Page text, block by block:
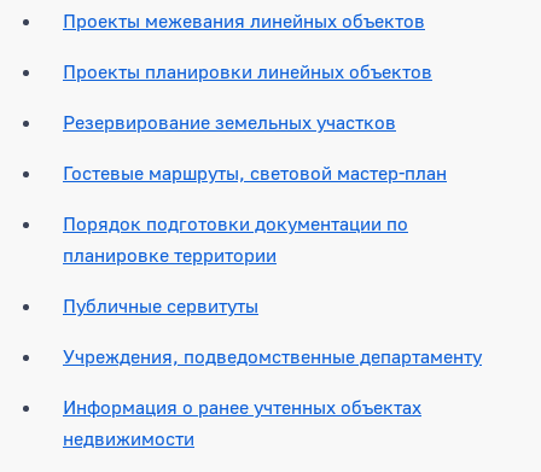
Проекты межевания линейных объектов
Проекты планировки линейных объектов
Резервирование земельных участков
Гостевые маршруты, световой мастер-план
Порядок подготовки документации по
планировке территории
Публичные сервитуты
Учреждения, подведомственные департаменту
Информация о ранее учтенных объектах
недвижимости